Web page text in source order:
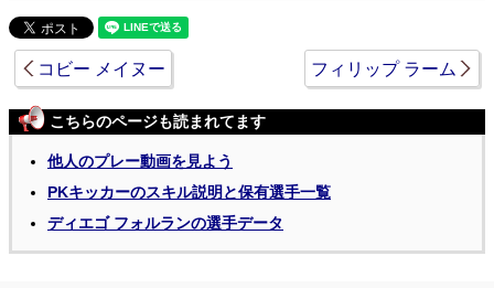
コビー メイヌー フィリップ ラーム
こちらのページも読まれてます
他人のプレー動画を見よう
PKキッカーのスキル説明と保有選手一覧
ディエゴ フォルランの選手データ